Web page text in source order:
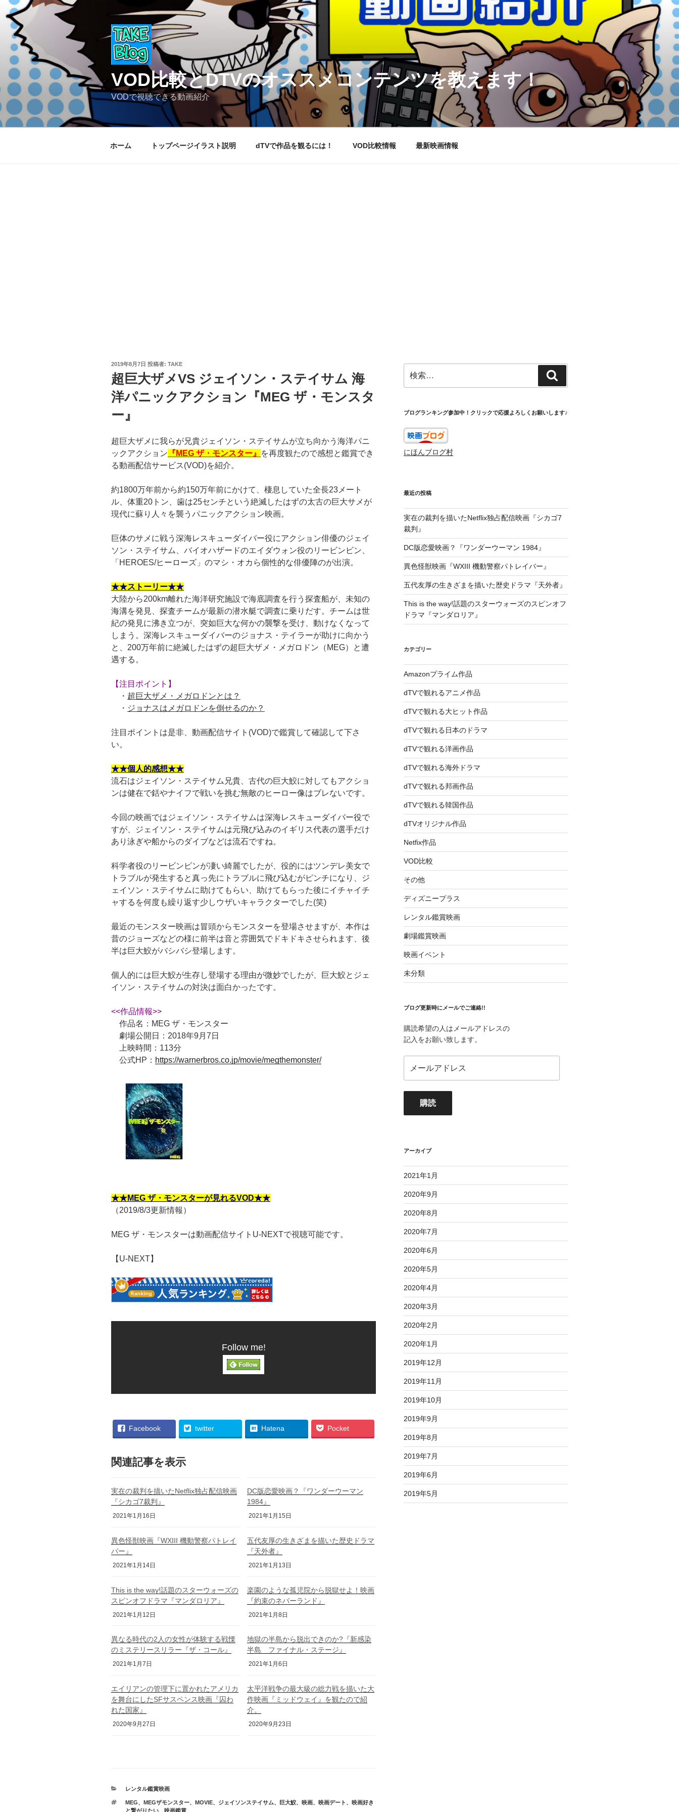
ン
キ
ッ
プ
VOD比較とDTVのオススメコンテンツを教えます！
VODで視聴できる動画紹介
ホーム トップページイラスト説明 dTVで作品を観るには！ VOD比較情報 最新映画情報
投
稿
日:
2019年8月7日 投稿者: TAKE
超巨大ザメVS ジェイソン・ステイサム 海
洋パニックアクション『MEG ザ・モンスタ
ー』
超巨大ザメに我らが兄貴ジェイソン・ステイサムが立ち向かう海洋パニ
ックアクション 『MEG ザ・モンスター』
を再度観たので感想と鑑賞でき
る動画配信サービス(VOD)を紹介。
約1800万年前から約150万年前にかけて、棲息していた全長23メート
ル、体重20トン、歯は25センチという絶滅したはずの太古の巨大サメが
現代に蘇り人々を襲うパニックアクション映画。
巨体のサメに戦う深海レスキューダイバー役にアクション俳優のジェイ
ソン・ステイサム、バイオハザードのエイダウォン役のリービンビン、
「HEROES/ヒーローズ」のマシ・オカら個性的な俳優陣のが出演。
★★ストーリー★★
大陸から200km離れた海洋研究施設で海底調査を行う探査船が、未知の
海溝を発見、探査チームが最新の潜水艇で調査に乗りだす。チームは世
紀の発見に沸き立つが、突如巨大な何かの襲撃を受け、動けなくなって
しまう。深海レスキューダイバーのジョナス・テイラーが助けに向かう
と、200万年前に絶滅したはずの超巨大ザメ・メガロドン（MEG）と遭
遇する。
【注目ポイント】
・ 超巨大ザメ・メガロドンとは？
・ ジョナスはメガロドンを倒せるのか？
注目ポイントは是非、動画配信サイト(VOD)で鑑賞して確認して下さ
い。
★★個人的感想★★
流石はジェイソン・ステイサム兄貴、古代の巨大鮫に対してもアクショ
ンは健在で銛やナイフで戦いを挑む無敵のヒーロー像はブレないです。
今回の映画ではジェイソン・ステイサムは深海レスキューダイバー役で
すが、ジェイソン・ステイサムは元飛び込みのイギリス代表の選手だけ
あり泳ぎや船からのダイブなどは流石ですね。
科学者役のリービンビンが凄い綺麗でしたが、役的にはツンデレ美女で
トラブルが発生すると真っ先にトラブルに飛び込むがピンチになり、ジ
ェイソン・ステイサムに助けてもらい、助けてもらった後にイチャイチ
ャするを何度も繰り返す少しウザいキャラクターでした(笑)
最近のモンスター映画は冒頭からモンスターを登場させますが、本作は
昔のジョーズなどの様に前半は音と雰囲気でドキドキさせられます、後
半は巨大鮫がバシバシ登場します。
個人的には巨大鮫が生存し登場する理由が微妙でしたが、巨大鮫とジェ
イソン・ステイサムの対決は面白かったです。
<<作品情報>>
作品名：MEG ザ・モンスター
劇場公開日：2018年9月7日
上映時間：113分
公式HP： https://warnerbros.co.jp/movie/megthemonster/
★★MEG ザ・モンスターが見れるVOD★★
（2019/8/3更新情報）
MEG ザ・モンスターは動画配信サイトU-NEXTで視聴可能です。
【U-NEXT】
Follow me!
Facebook twitter Hatena Pocket
関連記事を表示
実在の裁判を描いたNetflix独占配信映画
『シカゴ7裁判』
2021年1月16日
DC版恋愛映画？『ワンダーウーマン
1984』
2021年1月15日
異色怪獣映画『WXIII 機動警察パトレイ
バー』
2021年1月14日
五代友厚の生きざまを描いた歴史ドラマ
『天外者』
2021年1月13日
This is the way!話題のスターウォーズの
スピンオフドラマ『マンダロリア』
2021年1月12日
楽園のような孤児院から脱獄せよ！映画
『約束のネバーランド』
2021年1月8日
異なる時代の2人の女性が体験する戦慄
のミステリースリラー『ザ・コール』
2021年1月7日
地獄の半島から脱出できのか?『新感染
半島 ファイナル・ステージ』
2021年1月6日
エイリアンの管理下に置かれたアメリカ
を舞台にしたSFサスペンス映画『囚わ
れた国家』
2020年9月27日
太平洋戦争の最大級の総力戦を描いた大
作映画『ミッドウェイ』を観たので紹
介。
2020年9月23日
カ
ゴ
レンタル鑑賞映画
タ
グ
MEG、 MEGザモンスター、 MOVIE、 ジェイソンステイサム、 巨大鮫、 映画、 映画デート 、 映画好き
と繋がりたい、 映画鑑賞
索:
索
ブログランキング参加中！クリックで応援よろしくお願いします♪
にほんブログ村
最近の投稿
実在の裁判を描いたNetflix独占配信映画『シカゴ7
裁判』
DC版恋愛映画？『ワンダーウーマン 1984』
異色怪獣映画『WXIII 機動警察パトレイバー』
五代友厚の生きざまを描いた歴史ドラマ『天外者』
This is the way!話題のスターウォーズのスピンオフ
ドラマ『マンダロリア』
カテゴリー
Amazonプライム作品
dTVで観れるアニメ作品
dTVで観れる大ヒット作品
dTVで観れる日本のドラマ
dTVで観れる洋画作品
dTVで観れる海外ドラマ
dTVで観れる邦画作品
dTVで観れる韓国作品
dTVオリジナル作品
Netfix作品
VOD比較
その他
ディズニープラス
レンタル鑑賞映画
劇場鑑賞映画
映画イベント
未分類
ブログ更新時にメールでご連絡!!
購読希望の人はメールアドレスの
記入をお願い致します。
ル
ア
レ
購読
アーカイブ
2021年1月
2020年9月
2020年8月
2020年7月
2020年6月
2020年5月
2020年4月
2020年3月
2020年2月
2020年1月
2019年12月
2019年11月
2019年10月
2019年9月
2019年8月
2019年7月
2019年6月
2019年5月